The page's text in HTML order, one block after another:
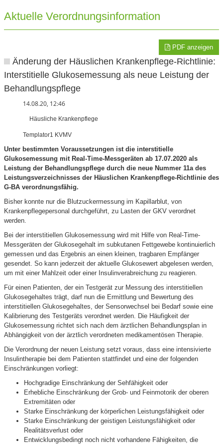
Aktuelle Verordnungsinformation
PDF anzeigen
Änderung der Häuslichen Krankenpflege-Richtlinie:
Interstitielle Glukosemessung als neue Leistung der
Behandlungspflege
14.08.20, 12:46
Häusliche Krankenpflege
Templator1 KVMV
Unter bestimmten Voraussetzungen ist die interstitielle
Glukosemessung mit Real-Time-Messgeräten ab 17.07.2020 als
Leistung der Behandlungspflege durch die neue Nummer 11a des
Leistungsverzeichnisses der Häuslichen Krankenpflege‐Richtlinie des
G-BA verordnungsfähig.
Bisher konnte nur die Blutzuckermessung im Kapillarblut, von
Krankenpflegepersonal durchgeführt, zu Lasten der GKV verordnet
werden.
Bei der interstitiellen Glukosemessung wird mit Hilfe von Real-Time-
Messgeräten der Glukosegehalt im subkutanen Fettgewebe kontinuierlich
gemessen und das Ergebnis an einen kleinen, tragbaren Empfänger
gesendet. So kann jederzeit der aktuelle Glukosewert abgelesen werden,
um mit einer Mahlzeit oder einer Insulinverabreichung zu reagieren.
Für einen Patienten, der ein Testgerät zur Messung des interstitiellen
Glukosegehaltes trägt, darf nun die Ermittlung und Bewertung des
interstitiellen Glukosegehaltes, der Sensorwechsel bei Bedarf sowie eine
Kalibrierung des Testgeräts verordnet werden. Die Häufigkeit der
Glukosemessung richtet sich nach dem ärztlichen Behandlungsplan in
Abhängigkeit von der ärztlich verordneten medikamentösen Therapie.
Die Verordnung der neuen Leistung setzt voraus, dass eine intensivierte
Insulintherapie bei dem Patienten stattfindet und eine der folgenden
Einschränkungen vorliegt:
Hochgradige Einschränkung der Sehfähigkeit oder
Erhebliche Einschränkung der Grob- und Feinmotorik der oberen
Extremitäten oder
Starke Einschränkung der körperlichen Leistungsfähigkeit oder
Starke Einschränkung der geistigen Leistungsfähigkeit oder
Realitätsverlust oder
Entwicklungsbedingt noch nicht vorhandene Fähigkeiten, die